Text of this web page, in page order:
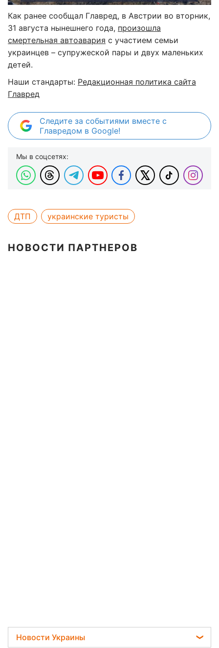
Как ранее сообщал Главред, в Австрии во вторник,
31 августа нынешнего года, произошла
смертельная автоавария с участием семьи
украинцев – супружеской пары и двух маленьких
детей.
Наши стандарты: Редакционная политика сайта
Главред
Следите за событиями вместе с
Главредом в Google!
Мы в соцсетях:
ДТП украинские туристы
НОВОСТИ ПАРТНЕРОВ
Новости Украины